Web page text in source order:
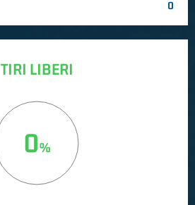
0
TIRI LIBERI
0